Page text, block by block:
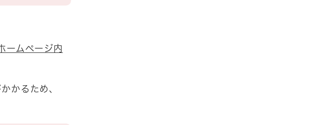
ームページ内
かるため、